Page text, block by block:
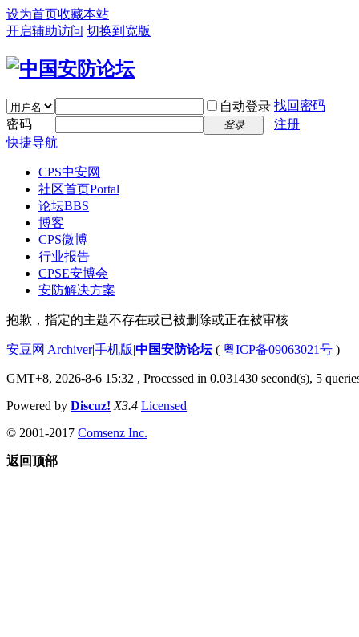
设为首页收藏本站
开启辅助访问 切换到宽版
自动登录 找回密码
密码
登录
注册
快捷导航
CPS中安网
社区首页Portal
论坛BBS
博客
CPS微博
行业报告
CPSE安博会
安防解决方案
抱歉，指定的主题不存在或已被删除或正在被审核
安豆网 |Archiver|手机版|中国安防论坛( 粤ICP备09063021号 )
GMT+8, 2026-8-6 15:32 , Processed in 0.031430 second(s), 5
Powered by Discuz! X3.4 Licensed
© 2001-2017 Comsenz Inc.
返回顶部